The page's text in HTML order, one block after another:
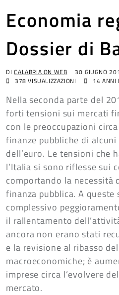
Economia
Dossier di
DICALABRIA ON WEB 30 GIUGNO
378 VISUALIZZAZIONI 14 ANNI
Nella seconda parte del
forti tensioni sui mercati
con le preoccupazioni
finanze pubbliche di alcuni
dell’euro. Le tensioni che
l’Italia si sono riflesse sui
comportando la necessità
finanza pubblica. A queste
complessivo
il rallentamento
ancora non erano stati
e la revisione al ribasso
macroeconomiche; è
imprese circa l’evolvere
mercato.